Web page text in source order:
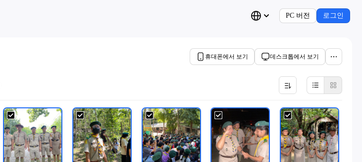
PC 버전 로그인
휴대폰에서 보기 데스크톱에서 보기